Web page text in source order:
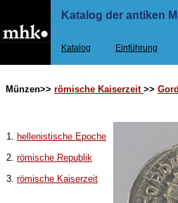
Katalog der antiken
Katalog Einführung
Münzen>> römische Kaiserzeit >>
1.
hellenistische Epoche
2. römische Republik
3. römische Kaiserzeit